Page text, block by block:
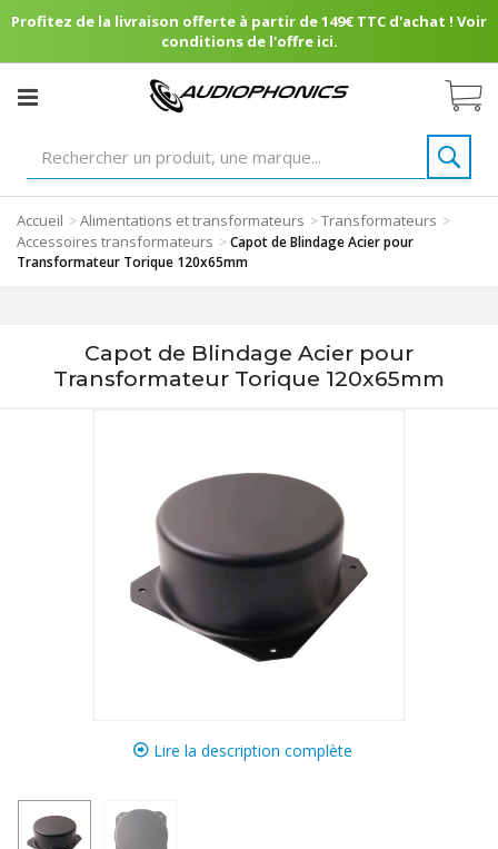
Profitez de la livraison offerte à partir de 149€ TTC d'achat ! Voir
conditions de l'offre ici.
Accueil >Alimentations et transformateurs >Transformateurs >
Accessoires transformateurs >Capot de Blindage Acier pour
Transformateur Torique 120x65mm
Capot de Blindage Acier pour
Transformateur Torique 120x65mm
Lire la description complète